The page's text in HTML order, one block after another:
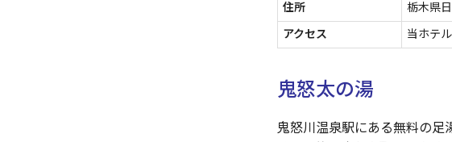
住所
栃木県
アクセス
当ホテ
鬼怒太の湯
鬼怒川温泉駅にある無料の足